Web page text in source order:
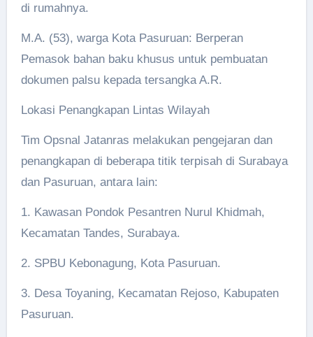
di rumahnya.
M.A. (53), warga Kota Pasuruan: Berperan
Pemasok bahan baku khusus untuk pembuatan
dokumen palsu kepada tersangka A.R.
Lokasi Penangkapan Lintas Wilayah
Tim Opsnal Jatanras melakukan pengejaran dan
penangkapan di beberapa titik terpisah di Surabaya
dan Pasuruan, antara lain:
1. Kawasan Pondok Pesantren Nurul Khidmah,
Kecamatan Tandes, Surabaya.
2. SPBU Kebonagung, Kota Pasuruan.
3. Desa Toyaning, Kecamatan Rejoso, Kabupaten
Pasuruan.